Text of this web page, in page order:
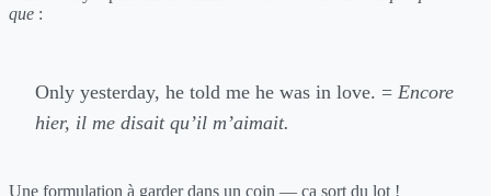
que :
Only yesterday, he told me he was in love. = Encore
hier, il me disait qu’il m’aimait.
Une formulation à garder dans un coin — ça sort du lot !